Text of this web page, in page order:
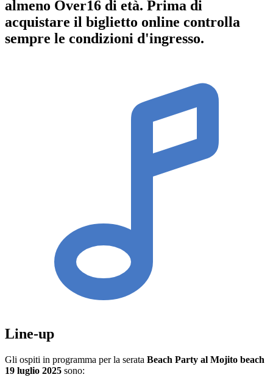
almeno Over16 di età. Prima di
acquistare il biglietto online controlla
sempre le condizioni d'ingresso.
Line-up
Gli ospiti in programma per la serata Beach Party al Mojito beach
19 luglio 2025 sono: